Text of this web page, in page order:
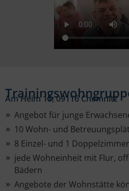
Am Heim 15, 09116 Chemnitz
Angebot für junge
10 Wohn- und
8 Einzel- und 1
jede Wohneinheit mit Flur,
Bädern
Angebote der Wohnstätte